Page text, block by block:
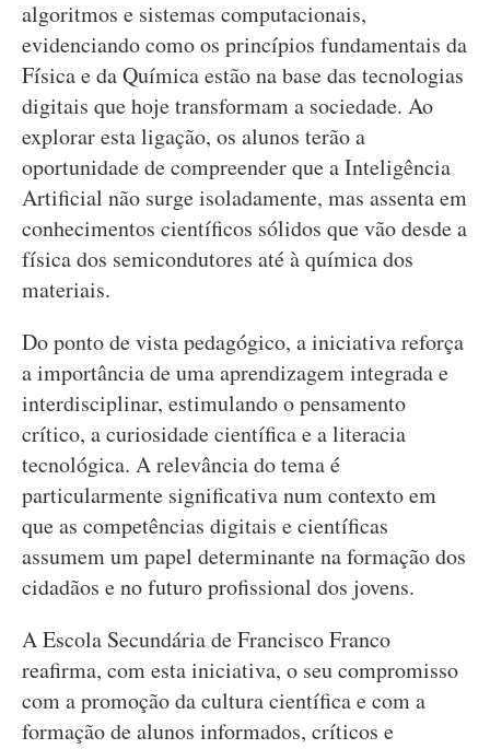
algoritmos e sistemas computacionais,
evidenciando como os princípios fundamentais da
Física e da Química estão na base das tecnologias
digitais que hoje transformam a sociedade. Ao
explorar esta ligação, os alunos terão a
oportunidade de compreender que a Inteligência
Artificial não surge isoladamente, mas assenta em
conhecimentos científicos sólidos que vão desde a
física dos semicondutores até à química dos
materiais.
Do ponto de vista pedagógico, a iniciativa reforça
a importância de uma aprendizagem integrada e
interdisciplinar, estimulando o pensamento
crítico, a curiosidade científica e a literacia
tecnológica. A relevância do tema é
particularmente significativa num contexto em
que as competências digitais e científicas
assumem um papel determinante na formação dos
cidadãos e no futuro profissional dos jovens.
A Escola Secundária de Francisco Franco
reafirma, com esta iniciativa, o seu compromisso
com a promoção da cultura científica e com a
formação de alunos informados, críticos e